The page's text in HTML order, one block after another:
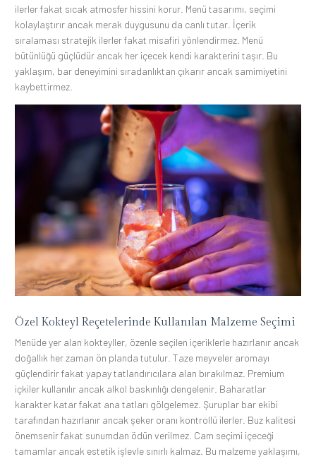
ilerler fakat sıcak atmosfer hissini korur. Menü tasarımı, seçimi
kolaylaştırır ancak merak duygusunu da canlı tutar. İçerik
sıralaması stratejik ilerler fakat misafiri yönlendirmez. Menü
bütünlüğü güçlüdür ancak her içecek kendi karakterini taşır. Bu
yaklaşım, bar deneyimini sıradanlıktan çıkarır ancak samimiyetini
kaybettirmez.
Özel Kokteyl Reçetelerinde Kullanılan Malzeme Seçimi
Menüde yer alan kokteyller, özenle seçilen içeriklerle hazırlanır ancak
doğallık her zaman ön planda tutulur. Taze meyveler aromayı
güçlendirir fakat yapay tatlandırıcılara alan bırakılmaz. Premium
içkiler kullanılır ancak alkol baskınlığı dengelenir. Baharatlar
karakter katar fakat ana tatları gölgelemez. Şuruplar bar ekibi
tarafından hazırlanır ancak şeker oranı kontrollü ilerler. Buz kalitesi
önemsenir fakat sunumdan ödün verilmez. Cam seçimi içeceği
tamamlar ancak estetik işlevle sınırlı kalmaz. Bu malzeme yaklaşımı,